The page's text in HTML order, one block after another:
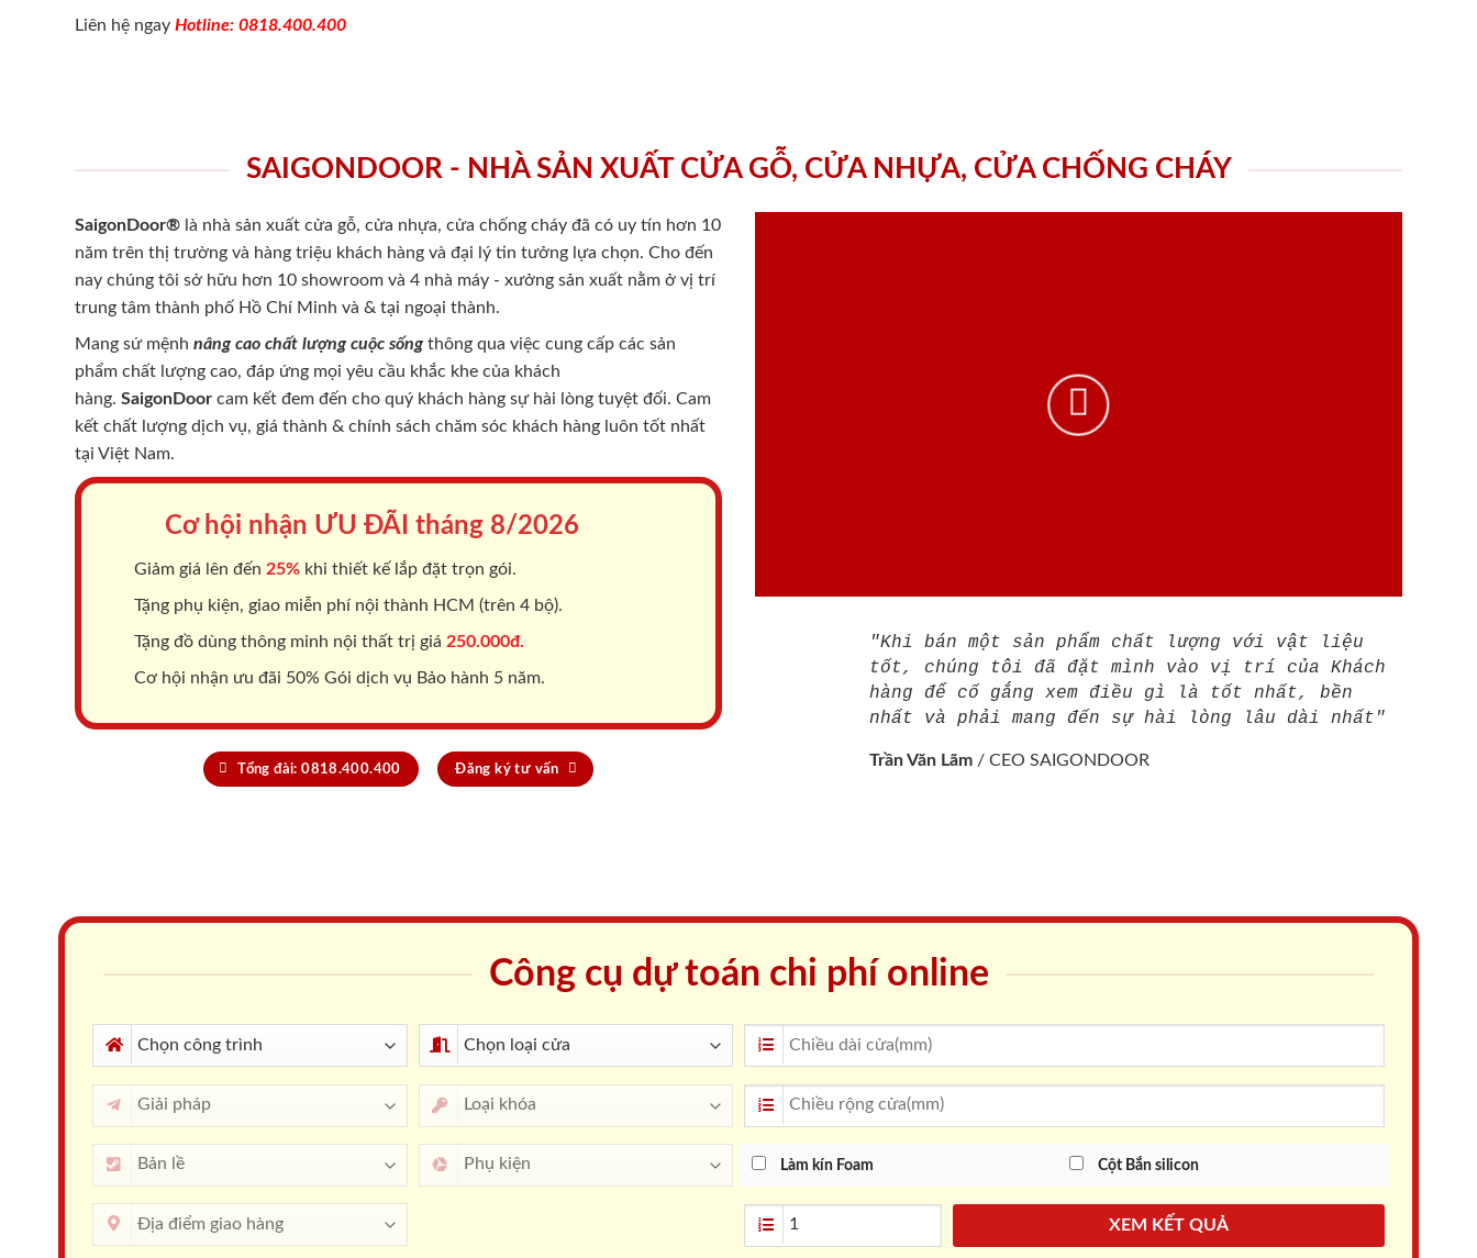
Liên hệ ngay Hotline: 0818.400.400
SAIGONDOOR - NHÀ SẢN XUẤT CỬA GỖ, CỬA NHỰA, CỬA CHỐNG CHÁY
SaigonDoor® là nhà sản xuất cửa gỗ, cửa nhựa, cửa chống cháy đã có uy tín hơn 10
năm trên thị trường và hàng triệu khách hàng và đại lý tin tưởng lựa chọn. Cho đến
nay chúng tôi sở hữu hơn 10 showroom và 4 nhà máy - xưởng sản xuất nằm ở vị trí
trung tâm thành phố Hồ Chí Minh và & tại ngoại thành.
Mang sứ mệnh nâng cao chất lượng cuộc sốngthông qua việc cung cấp các sản
phẩm chất lượng cao, đáp ứng mọi yêu cầu khắc khe của khách
hàng. SaigonDoor cam kết đem đến cho quý khách hàng sự hài lòng tuyệt đối. Cam
kết chất lượng dịch vụ, giá thành & chính sách chăm sóc khách hàng luôn tốt nhất
tại Việt Nam.
Cơ hội nhận ƯU ĐÃI tháng 8/2026
Giảm giá lên đến 25% khi thiết kế lắp đặt trọn gói.
Tặng phụ kiện, giao miễn phí nội thành HCM (trên 4 bộ).
Tặng đồ dùng thông minh nội thất trị giá 250.000đ.
Cơ hội nhận ưu đãi 50% Gói dịch vụ Bảo hành 5 năm.
Tổng đài: 0818.400.400 Đăng ký tư vấn
"Khi bán một sản phẩm chất lượng với vật liệu
tốt, chúng tôi đã đặt mình vào vị trí của Khách
hàng để cố gắng xem điều gì là tốt nhất, bền
nhất và phải mang đến sự hài lòng lâu dài nhất"
Trần Văn Lãm / CEO SAIGONDOOR
Công cụ dự toán chi phí online
Làm kín Foam Cột Bắn silicon
XEM KẾT QUẢ